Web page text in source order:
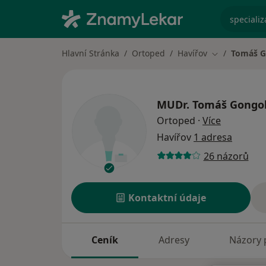
Hlavní Stránka Ortoped Havířov Změna města
Tomáš
MUDr. Tomáš Gongol
Ortoped · Více
Havířov 1 adresa
26 názorů
Kontaktní údaje
Ceník Adresy Názory